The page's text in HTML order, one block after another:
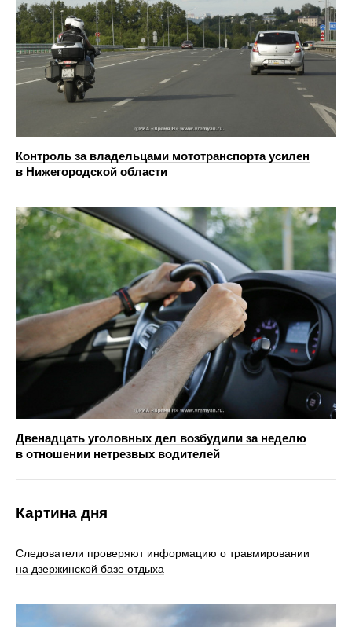
Контроль за владельцами мототранспорта усилен
в Нижегородской области
Двенадцать уголовных дел возбудили за неделю
в отношении нетрезвых водителей
Картина дня
Следователи проверяют информацию о травмировании
на дзержинской базе отдыха